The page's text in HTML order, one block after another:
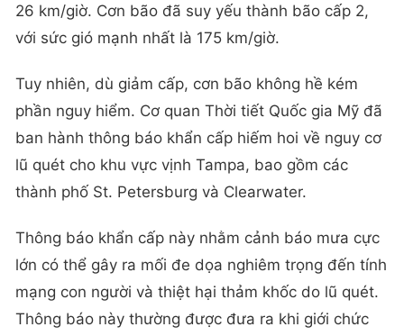
26 km/giờ. Cơn bão đã suy yếu thành bão cấp 2,
với sức gió mạnh nhất là 175 km/giờ.
Tuy nhiên, dù giảm cấp, cơn bão không hề kém
phần nguy hiểm. Cơ quan Thời tiết Quốc gia Mỹ đã
ban hành thông báo khẩn cấp hiếm hoi về nguy cơ
lũ quét cho khu vực vịnh Tampa, bao gồm các
thành phố St. Petersburg và Clearwater.
Thông báo khẩn cấp này nhằm cảnh báo mưa cực
lớn có thể gây ra mối đe dọa nghiêm trọng đến tính
mạng con người và thiệt hại thảm khốc do lũ quét.
Thông báo này thường được đưa ra khi giới chức